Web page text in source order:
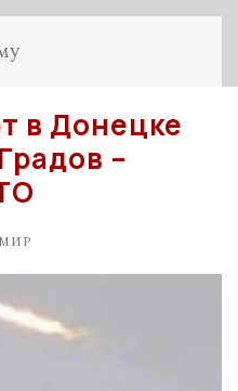
в Донецке
–